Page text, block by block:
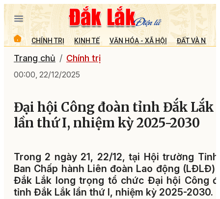
CHÍNH TRỊ KINH TẾ VĂN HÓA - XÃ HỘI ĐẤT VÀ
Trang chủ Chính trị
00:00, 22/12/2025
Đại hội Công đoàn tỉnh Đắk Lắk
lần thứ I, nhiệm kỳ 2025-2030
Trong 2 ngày 21, 22/12, tại Hội trường
Ban Chấp hành Liên đoàn Lao động (LĐLĐ)
Đắk Lắk long trọng tổ chức Đại hội Công
tỉnh Đắk Lắk lần thứ I, nhiệm kỳ 2025-2030.